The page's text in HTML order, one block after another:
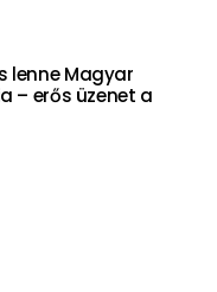
lenne Magyar
– erős üzenet a